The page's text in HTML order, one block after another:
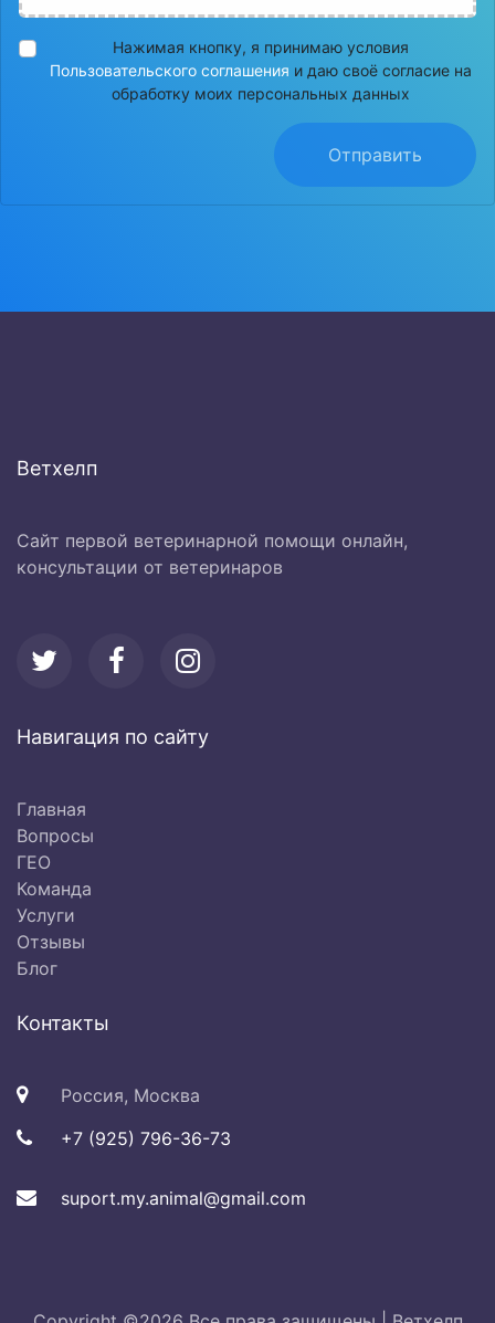
Нажимая кнопку, я принимаю условия
Пользовательского соглашения и даю своё согласие на
обработку моих персональных данных
Отправить
Ветхелп
Сайт первой ветеринарной помощи онлайн,
консультации от ветеринаров
Навигация по сайту
Главная
Вопросы
ГЕО
Команда
Услуги
Отзывы
Блог
Контакты
Россия, Москва
+7 (925) 796-36-73
suport.my.animal@gmail.com